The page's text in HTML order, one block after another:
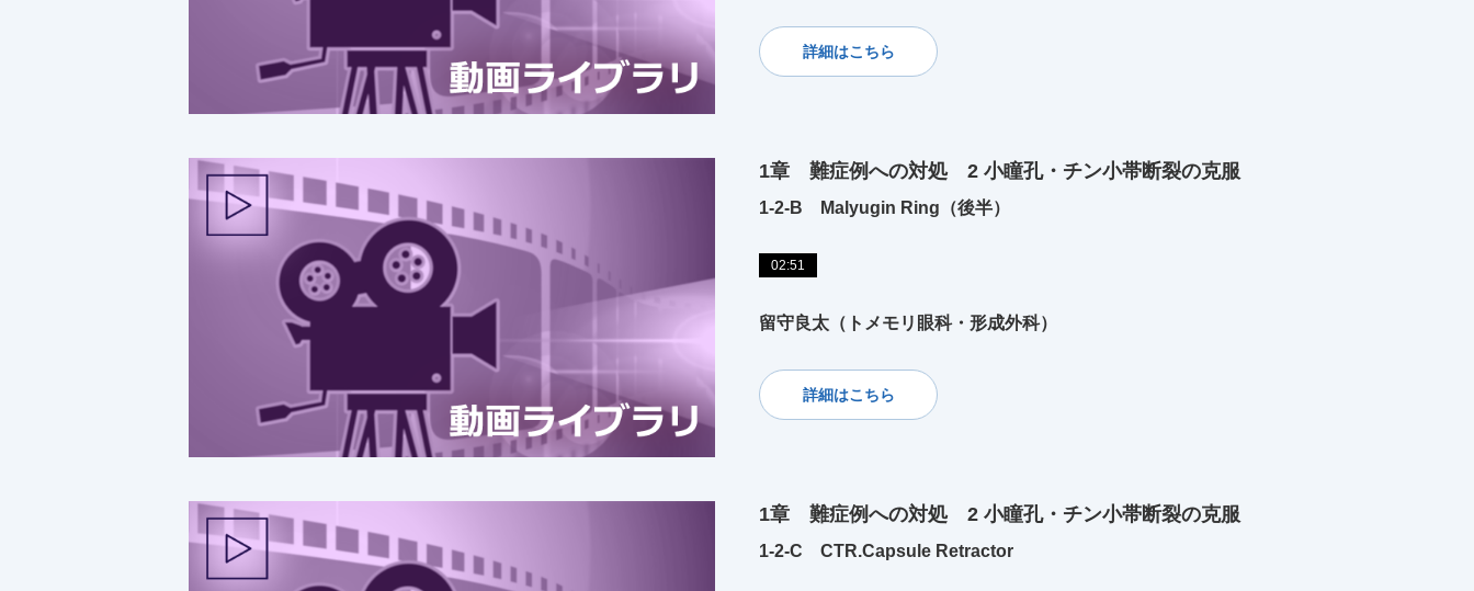
詳細はこちら
1章 難症例への対処 2 小瞳孔・チン小帯断裂の克服
1-2-B Malyugin Ring（後半）
02:51
留守良太（トメモリ眼科・形成外科）
詳細はこちら
1章 難症例への対処 2 小瞳孔・チン小帯断裂の克服
1-2-C CTR.Capsule Retractor